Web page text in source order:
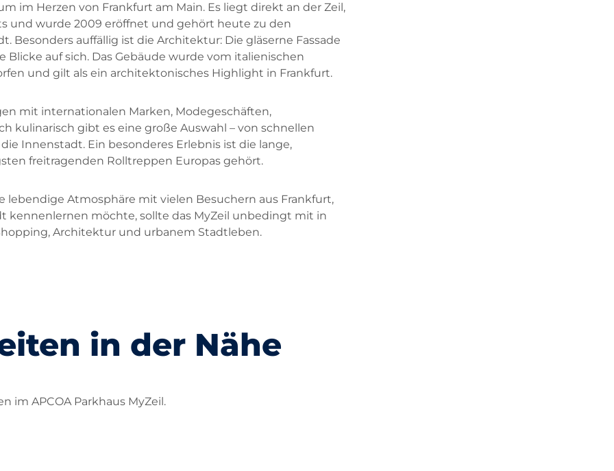
im Herzen von Frankfurt am Main. Es liegt direkt an der Zeil,
und wurde 2009 eröffnet und gehört heute zu den
Besonders auffällig ist die Architektur: Die gläserne Fassade
auf sich. Das Gebäude wurde vom italienischen
und gilt als ein architektonisches Highlight in Frankfurt.
mit internationalen Marken, Modegeschäften,
kulinarisch gibt es eine große Auswahl – von schnellen
Innenstadt. Ein besonderes Erlebnis ist die lange,
freitragenden Rolltreppen Europas gehört.
lebendige Atmosphäre mit vielen Besuchern aus Frankfurt,
kennenlernen möchte, sollte das MyZeil unbedingt mit in
Architektur und urbanem Stadtleben.
in der Nähe
im APCOA Parkhaus MyZeil.